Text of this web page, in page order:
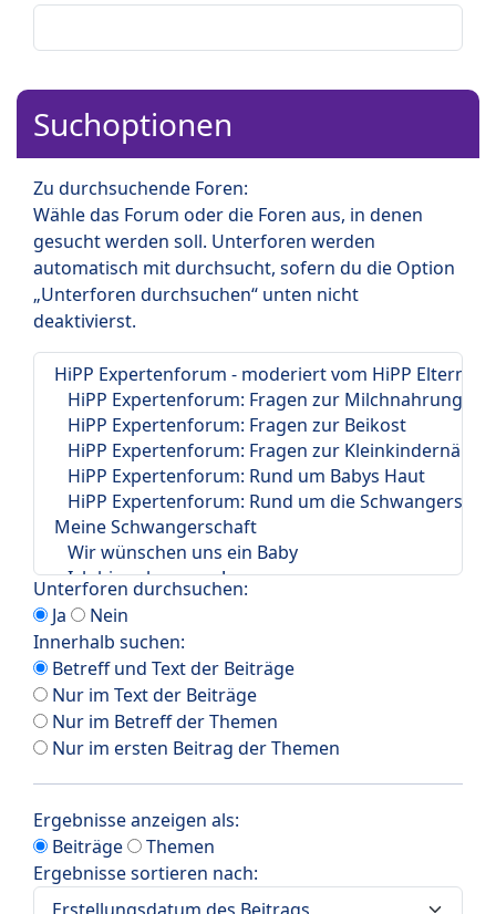
Suchoptionen
Zu durchsuchende Foren:
Wähle das Forum oder die Foren aus, in denen
gesucht werden soll. Unterforen werden
automatisch mit durchsucht, sofern du die Option
„Unterforen durchsuchen“ unten nicht
deaktivierst.
Unterforen durchsuchen:
Ja
Nein
Innerhalb suchen:
Betreff und Text der Beiträge
Nur im Text der Beiträge
Nur im Betreff der Themen
Nur im ersten Beitrag der Themen
Ergebnisse anzeigen als:
Beiträge
Themen
Ergebnisse sortieren nach: